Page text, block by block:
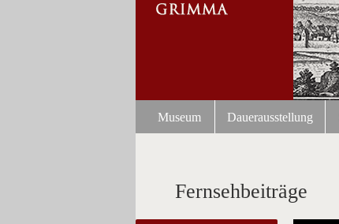
Museum Dauerausstellung
Fernsehbeiträge